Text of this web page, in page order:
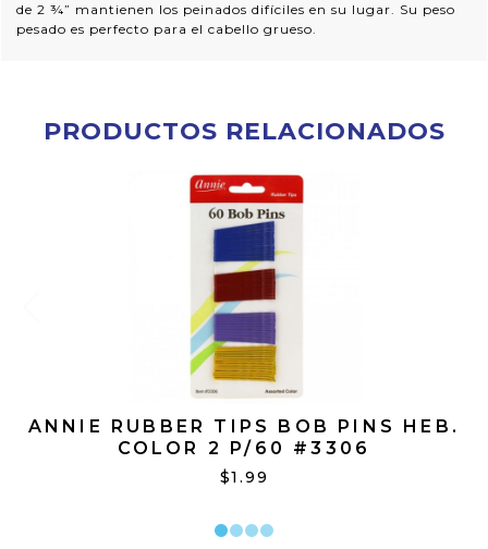
de 2 ¾” mantienen los peinados difíciles en su lugar. Su peso
pesado es perfecto para el cabello grueso.
PRODUCTOS RELACIONADOS
ANNIE RUBBER TIPS BOB PINS HEB.
COLOR 2 P/60 #3306
$1.99